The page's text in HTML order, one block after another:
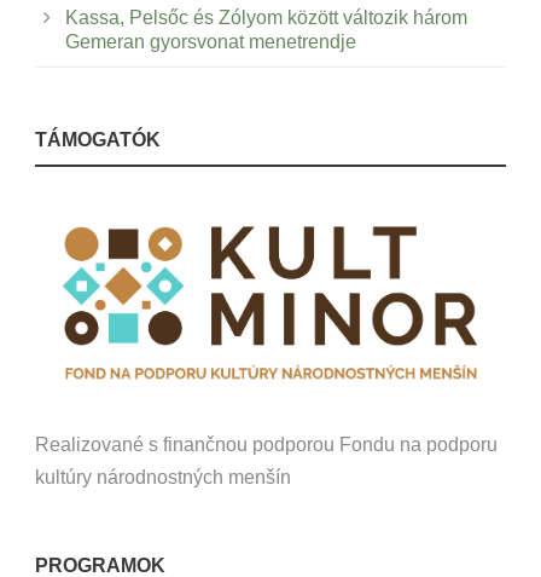
Kassa, Pelsőc és Zólyom között változik három
Gemeran gyorsvonat menetrendje
TÁMOGATÓK
Realizované s finančnou podporou Fondu na podporu
kultúry národnostných menšín
PROGRAMOK